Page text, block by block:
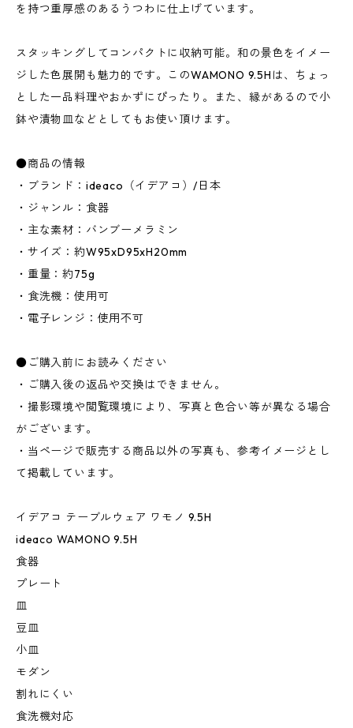
を持つ重厚感のあるうつわに仕上げています。
スタッキングしてコンパクトに収納可能。和の景色をイメー
ジした色展開も魅力的です。このWAMONO 9.5Hは、ちょっ
とした一品料理やおかずにぴったり。また、縁があるので小
鉢や漬物皿などとしてもお使い頂けます。
●商品の情報
・ブランド：ideaco（イデアコ）/日本
・ジャンル：食器
・主な素材：バンブーメラミン
・サイズ：約W95xD95xH20mm
・重量：約75g
・食洗機：使用可
・電子レンジ：使用不可
●ご購入前にお読みください
・ご購入後の返品や交換はできません。
・撮影環境や閲覧環境により、写真と色合い等が異なる場合
がございます。
・当ページで販売する商品以外の写真も、参考イメージとし
て掲載しています。
イデアコ テーブルウェア ワモノ 9.5H
ideaco WAMONO 9.5H
食器
プレート
皿
豆皿
小皿
モダン
割れにくい
食洗機対応